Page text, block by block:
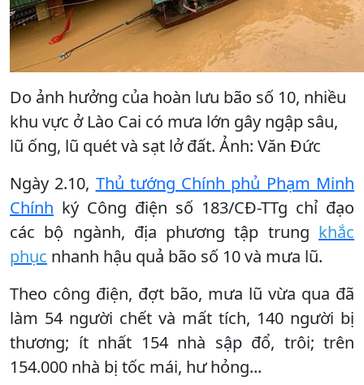
Do ảnh hưởng của hoàn lưu bão số 10, nhiều
khu vực ở Lào Cai có mưa lớn gây ngập sâu,
lũ ống, lũ quét và sạt lở đất. Ảnh: Văn Đức
Ngày 2.10, Thủ tướng Chính phủ Phạm Minh
Chính ký Công điện số 183/CĐ-TTg chỉ đạo
các bộ ngành, địa phương tập trung khắc
phục nhanh hậu quả bão số 10 và mưa lũ.
Theo công điện, đợt bão, mưa lũ vừa qua đã
làm 54 người chết và mất tích, 140 người bị
thương; ít nhất 154 nhà sập đổ, trôi; trên
154.000 nhà bị tốc mái, hư hỏng...